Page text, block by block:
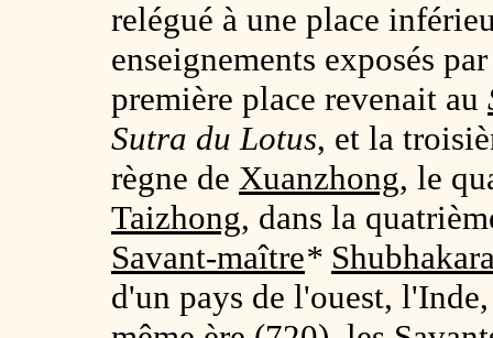
relégué à une place
enseignements exposés
première place revenait au
Sutra du Lotus, et la
règne de Xuanzhong, le
Taizhong, dans la
Savant-maître*
d'un pays de l'ouest,